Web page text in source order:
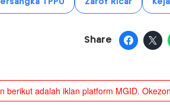
TPPU Zarof Ricar
Share